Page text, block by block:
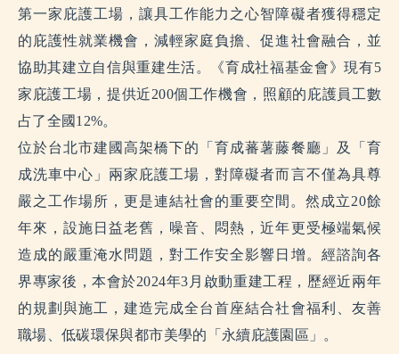
第一家庇護工場，讓具工作能力之心智障礙者獲得穩定
的庇護性就業機會，減輕家庭負擔、促進社會融合，並
協助其建立自信與重建生活。《育成社福基金會》現有5
家庇護工場，提供近200個工作機會，照顧的庇護員工數
占了全國12%。
位於台北市建國高架橋下的「育成蕃薯藤餐廳」及「育
成洗車中心」兩家庇護工場，對障礙者而言不僅為具尊
嚴之工作場所，更是連結社會的重要空間。然成立20餘
年來，設施日益老舊，噪音、悶熱，近年更受極端氣候
造成的嚴重淹水問題，對工作安全影響日增。經諮詢各
界專家後，本會於2024年3月啟動重建工程，歷經近兩年
的規劃與施工，建造完成全台首座結合社會福利、友善
職場、低碳環保與都市美學的「永續庇護園區」。